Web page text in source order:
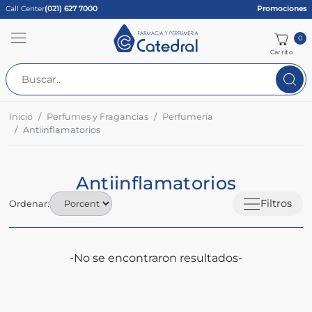
Call Center(021) 627 7000 Promociones
Carrito
0
Inicio Perfumes y Fragancias
Perfumería
Antiinflamatorios
Antiinflamatorios
Filtros
Ordenar:
-No se encontraron resultados-